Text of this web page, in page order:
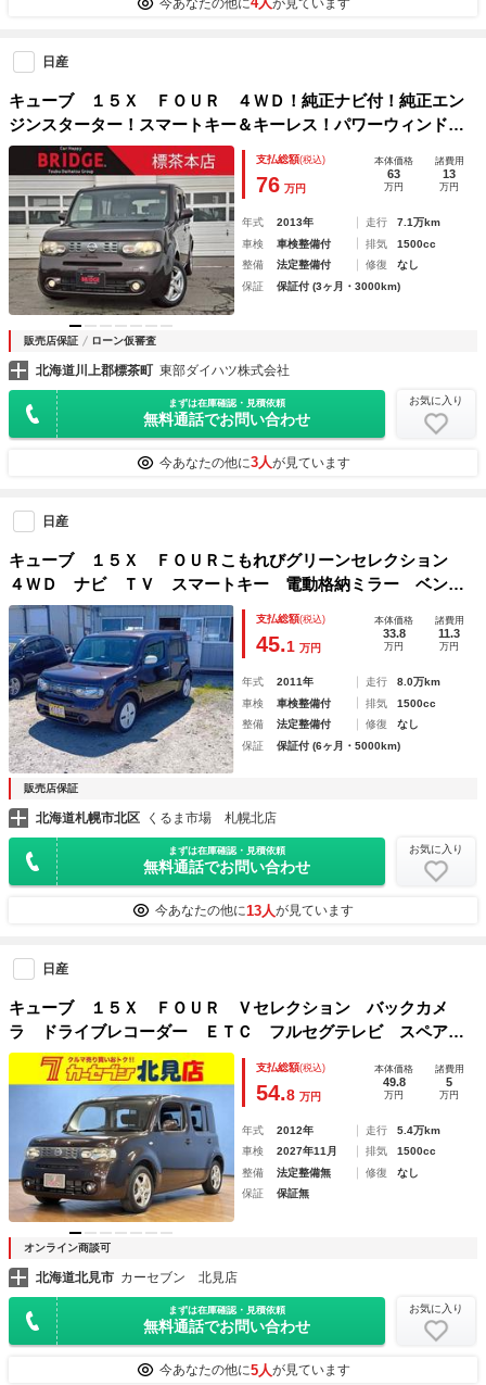
日産
キューブ １５Ｘ ＦＯＵＲ ４ＷＤ！純正ナビ付！純正エン
ジンスターター！スマートキー＆キーレス！パワーウィンド
ウ！オートエアコン！フォグランプ！パワーステアリング！Ａ
ＢＳ！
支払総額(税込)
76 万円
本体価格
63
万円
諸費用
13
万円
年式 2013年 走行
7.1万km
車検
車検整備付 排気
1500cc
整備
法定整備付 修復
なし
保証
保証付 (3ヶ月・3000km)
販売店保証 ローン仮審査
北海道川上郡標茶町 東部ダイハツ株式会社
まずは在庫確認・見積依頼
無料通話でお問い合わせ
お気に入り
今あなたの他に3人が見ています
日産
キューブ １５Ｘ ＦＯＵＲこもれびグリーンセレクション
４ＷＤ ナビ ＴＶ スマートキー 電動格納ミラー ベンチ
シート ＣＶＴ ミュージックプレイヤー接続可 盗難防止シ
ステム 衝突安全ボディ ＡＢＳ エアコン パワーステアリ
ング パワーウィンドウ
支払総額(税込)
45.1 万円
本体価格
33.8
万円
諸費用
11.3
万円
年式 2011年 走行
8.0万km
車検
車検整備付 排気
1500cc
整備
法定整備付 修復
なし
保証
保証付 (6ヶ月・5000km)
販売店保証
北海道札幌市北区 くるま市場 札幌北店
まずは在庫確認・見積依頼
無料通話でお問い合わせ
お気に入り
今あなたの他に13人が見ています
日産
キューブ １５Ｘ ＦＯＵＲ Ｖセレクション バックカメ
ラ ドライブレコーダー ＥＴＣ フルセグテレビ スペアキ
ー オートライト 電動格納ミラー Ｂｌｕｅｔｏｏｔｈ プ
ッシュスタート ナビゲーション
支払総額(税込)
54.8 万円
本体価格
49.8
万円
諸費用
5
万円
年式 2012年 走行
5.4万km
車検
2027年11月 排気
1500cc
整備
法定整備無 修復
なし
保証
保証無
オンライン商談可
北海道北見市 カーセブン 北見店
まずは在庫確認・見積依頼
無料通話でお問い合わせ
お気に入り
今あなたの他に5人が見ています